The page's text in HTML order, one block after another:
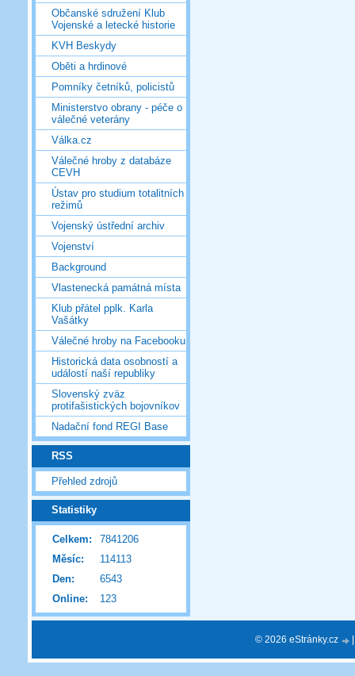
Občanské sdružení Klub
Vojenské a letecké historie
KVH Beskydy
Oběti a hrdinové
Pomníky četníků, policistů
Ministerstvo obrany - péče o
válečné veterány
Válka.cz
Válečné hroby z databáze
CEVH
Ústav pro studium totalitních
režimů
Vojenský ústřední archiv
Vojenství
Background
Vlastenecká památná místa
Klub přátel pplk. Karla
Vašátky
Válečné hroby na Facebooku
Historická data osobností a
událostí naší republiky
Slovenský zväz
protifašistických bojovníkov
Nadační fond REGI Base
RSS
Přehled zdrojů
Statistiky
Online: 123
Celkem:
7841206
Měsíc:
114113
Den:
6543
© 2026 eStránky.cz